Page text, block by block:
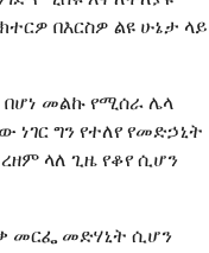
በእርስዎ ልዩ ሁኔታ ላይ
መልኩ የሚሰራ ሌላ
ግን የተለየ የመድኃኒት
ላለ ጊዜ የቆየ ሲሆን
መርፌ መድሃኒት ሲሆን